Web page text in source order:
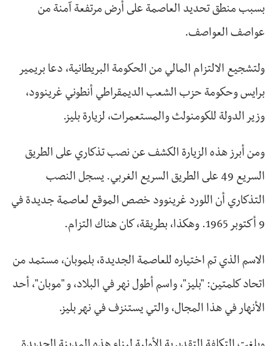
بسبب منطق تحديد العاصمة على أرض مرتفعة آمنة من
عواصف العواصف.
ولتشجيع الالتزام المالي من الحكومة البريطانية، دعا بريمير
برايس وحكومة حزب الشعب الديمقراطي أنطوني غرينوود،
وزير الدولة للكومنولث والمستعمرات، لزيارة بليز.
ومن أبرز هذه الزيارة الكشف عن نصب تذكاري على الطريق
السريع 49 على الطريق السريع الغربي. يسجل النصب
التذكاري أن اللورد غرينوود خصص الموقع لعاصمة جديدة في
9 أكتوبر 1965. وهكذا، بطريقة، كان هناك التزام.
الاسم الذي تم اختياره للعاصمة الجديدة، بلموبان، مستمد من
اتحاد كلمتين: "بليز"، واسم أطول نهر في البلاد، و "موبان"، أحد
الأنهار في هذا المجال، والتي يستنزف في نهر بليز.